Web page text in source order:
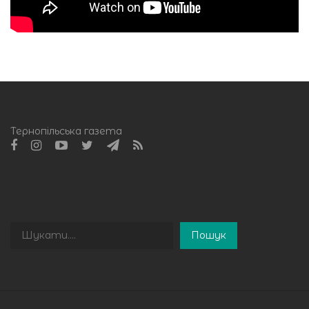
Тернопільська газета
Пошук
Пошук